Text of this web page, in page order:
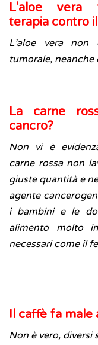
L'aloe vera
terapia contro
L’aloe vera
tumorale,
La carne
cancro?
Non vi è
carne rossa non
giuste quantità e
agente
i bambini e le
alimento molto
necessari come il
Il caffè fa male
Non è vero, diversi